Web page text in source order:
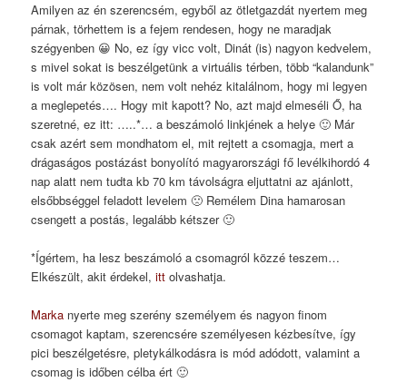
Amilyen az én szerencsém, egyből az ötletgazdát nyertem meg
párnak, törhettem is a fejem rendesen, hogy ne maradjak
szégyenben 😀 No, ez így vicc volt, Dinát (is) nagyon kedvelem,
s mivel sokat is beszélgetünk a virtuális térben, több “kalandunk”
is volt már közösen, nem volt nehéz kitalálnom, hogy mi legyen
a meglepetés…. Hogy mit kapott? No, azt majd elmeséli Ő, ha
szeretné, ez itt: …..*… a beszámoló linkjének a helye 🙂 Már
csak azért sem mondhatom el, mit rejtett a csomagja, mert a
drágaságos postázást bonyolító magyarországi fő levélkihordó 4
nap alatt nem tudta kb 70 km távolságra eljuttatni az ajánlott,
elsőbbséggel feladott levelem 🙁 Remélem Dina hamarosan
csengett a postás, legalább kétszer 🙂
*Ígértem, ha lesz beszámoló a csomagról közzé teszem…
Elkészült, akit érdekel,ittolvashatja.
Marka nyerte meg szerény személyem és nagyon finom
csomagot kaptam, szerencsére személyesen kézbesítve, így
pici beszélgetésre, pletykálkodásra is mód adódott, valamint a
csomag is időben célba ért 🙂